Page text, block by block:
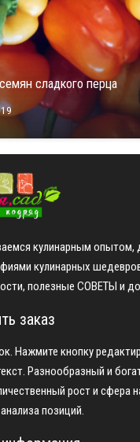
сладкого перца
кулинарным опытом,
кулинарных
полезные СОВЕТЫ и
заказ
Нажмите кнопку
Разнообразный и
рост и сфера
позиций.